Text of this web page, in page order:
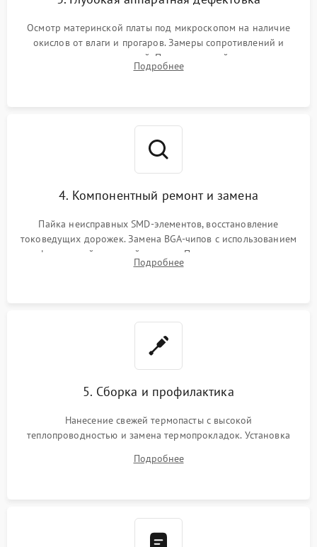
Осмотр материнской платы под микроскопом на наличие
окислов от влаги и прогаров. Замеры сопротивлений и
дежурных напряжений. Проверка цепей питания,
мультиконтроллера, процессора и видеочипа.
Подробнее
4. Компонентный ремонт и замена
Пайка неисправных SMD-элементов, восстановление
токоведущих дорожек. Замена BGA-чипов с использованием
инфракрасной паяльной станции. Прошивка микросхемы
BIOS или замена поврежденных портов USB
Подробнее
5. Сборка и профилактика
Нанесение свежей термопасты с высокой
теплопроводностью и замена термопрокладок. Установка
шлейфов, модулей памяти и накопителей. Предварительная
Подробнее